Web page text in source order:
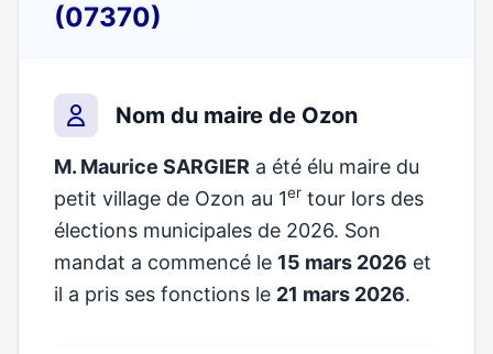
(07370)
Nom du maire de Ozon
M. Maurice SARGIER a été élu maire du
petit village de Ozon au 1er tour lors des
élections municipales de 2026. Son
mandat a commencé le 15 mars 2026 et
il a pris ses fonctions le 21 mars 2026.